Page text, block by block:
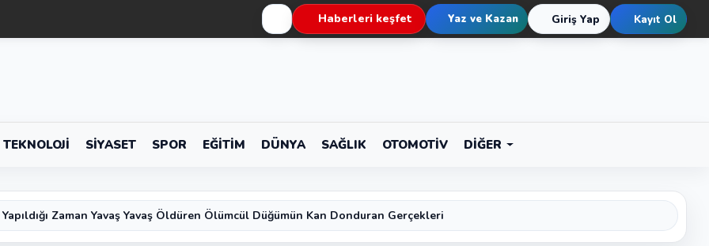
Haberleri keşfet Yaz ve Kazan Giriş Yap Kayıt Ol
TEKNOLOJI SIYASET SPOR EĞITIM DÜNYA SAĞLIK OTOMOTIV DIĞER
Zaman Yavaş Yavaş Öldüren Ölümcül Düğümün Kan Donduran Gerçekleri